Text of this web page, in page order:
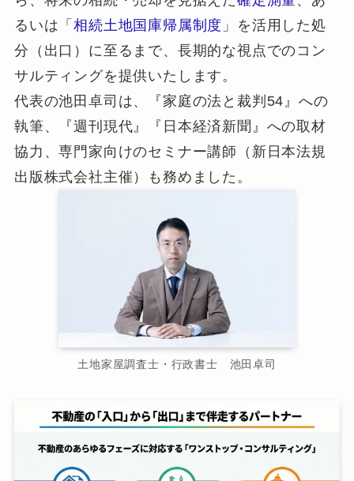
るいは「相続土地国庫帰属制度 」を活用した処
分（出口）に至るまで、長期的な視点でのコン
サルティングを提供いたします。
代表の池田卓司は、『家庭の法と裁判54』への
執筆、『週刊現代』『日本経済新聞』への取材
協力、専門家向けのセミナー講師（新日本法規
出版株式会社主催）も務めました。
土地家屋調査士・行政書士 池田卓司